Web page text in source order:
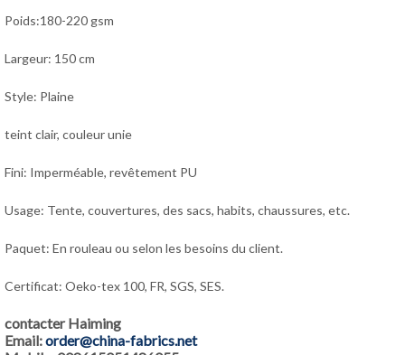
Poids:180-220 gsm
Largeur: 150 cm
Style: Plaine
teint clair, couleur unie
Fini: Imperméable, revêtement PU
Usage: Tente, couvertures, des sacs, habits, chaussures, etc.
Paquet: En rouleau ou selon les besoins du client.
Certificat: Oeko-tex 100, FR, SGS, SES.
contacter Haiming
Email:order@china-fabrics.net